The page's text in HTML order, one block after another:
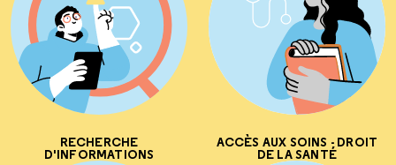
RECHERCHE
D'INFORMATIONS
ACCÈS AUX SOINS - DROIT
DE LA SANTÉ